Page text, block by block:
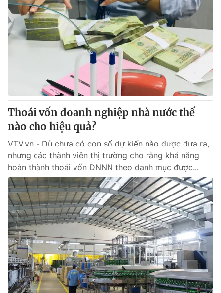
Giải sao mai
Chất lượng cuộc sống
Tuyển sinh
Học trực tuyến
Công nghệ
Hitech Công nghệ tương lai
Thị trường
Tư vấn
Giao lưu trực tuyến
Lịch phát sóng
Chuyên mục khác
Emagazine
Photo Infographic
Video Shorts video
VTV Money VTV Thể thao
VTV Sức khoẻ Bất động sản
Thị trường 24h Tấm lòng Việt
Thoái vốn doanh nghiệp nhà nước thế
nào cho hiệu quả?
VTV.vn - Dù chưa có con số dự kiến nào được đưa ra,
nhưng các thành viên thị trường cho rằng khả năng
hoàn thành thoái vốn DNNN theo danh mục được...